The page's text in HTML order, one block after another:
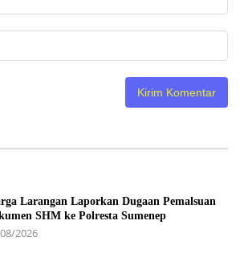
Larangan Laporkan Dugaan Pemalsuan
SHM ke Polresta Sumenep
2026